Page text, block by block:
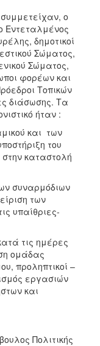
συμμετείχαν, ο
Εντεταλμένος
δημοτικοί
Σώματος,
Σώματος,
φορέων και
Τοπικών
διάσωσης. Τα
ήταν :
και των
του
καταστολή
συναρμόδιων
των
υπαίθριες-
τις ημέρες
ομάδας
προληπτικοί –
εργασιών
και
Πολιτικής